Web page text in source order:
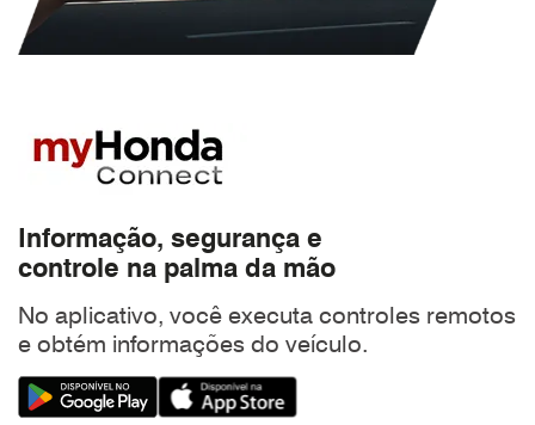
Informação, segurança e
controle na palma da mão
No aplicativo, você executa controles remotos
e obtém informações do veículo.